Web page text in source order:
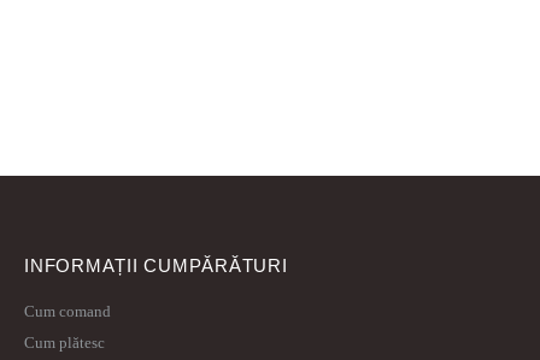
INFORMAȚII CUMPĂRĂTURI
Cum comand
Cum plătesc